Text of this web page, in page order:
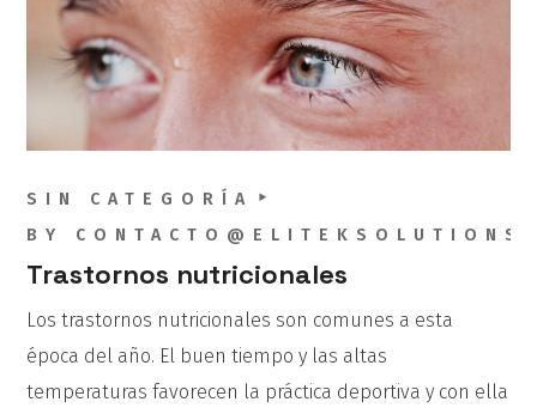
SIN CATEGORÍA
BY
Trastornos nutricionales
Los trastornos nutricionales son comunes a esta
época del año. El buen tiempo y las altas
temperaturas favorecen la práctica deportiva y con ella